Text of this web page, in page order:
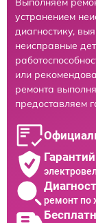
устранением
диагностику,
неисправные
или
ремонта
предоставляем
ремонт по